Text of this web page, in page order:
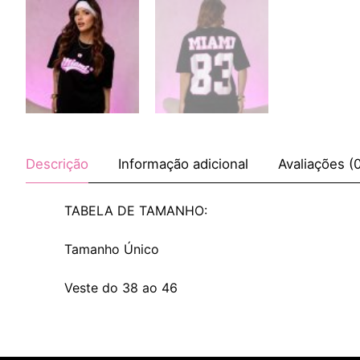
Descrição Informação adicional Avaliações
TABELA DE TAMANHO:
Tamanho Único
Veste do 38 ao 46